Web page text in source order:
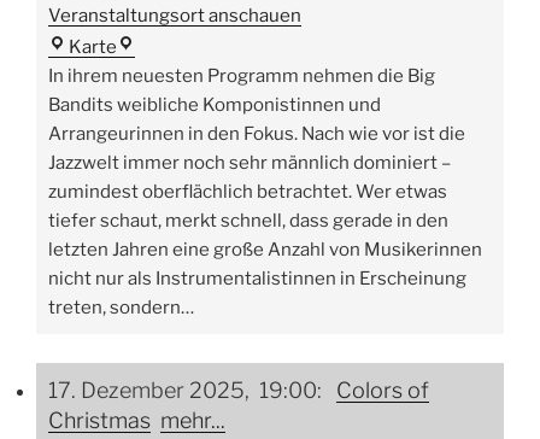
Veranstaltungsort anschauen
Karte mufab
AREA28
In ihrem neuesten Programm nehmen die Big
Bandits weibliche Komponistinnen und
Arrangeurinnen in den Fokus. Nach wie vor ist die
Jazzwelt immer noch sehr männlich dominiert –
zumindest oberflächlich betrachtet. Wer etwas
tiefer schaut, merkt schnell, dass gerade in den
letzten Jahren eine große Anzahl von Musikerinnen
nicht nur als Instrumentalistinnen in Erscheinung
treten, sondern…
17. Dezember 2025, 19:00: Colors of
Christmas mehr...